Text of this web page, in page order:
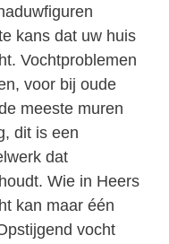
kans dat uw huis
Vochtproblemen
voor bij oude
meeste muren
dit is een
dat
Wie in Heers
kan maar één
vocht